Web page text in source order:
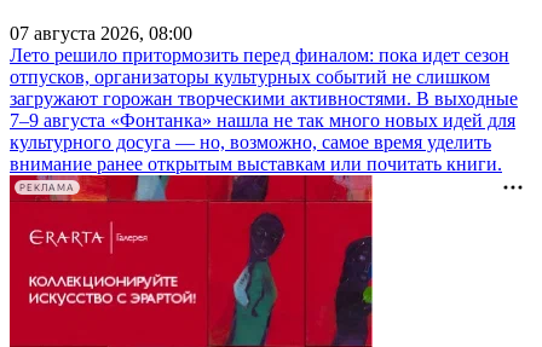
07 августа 2026, 08:00
Лето решило притормозить перед финалом: пока идет сезон
отпусков, организаторы культурных событий не слишком
загружают горожан творческими активностями. В выходные
7–9 августа «Фонтанка» нашла не так много новых идей для
культурного досуга — но, возможно, самое время уделить
внимание ранее открытым выставкам или почитать книги.
РЕКЛАМА